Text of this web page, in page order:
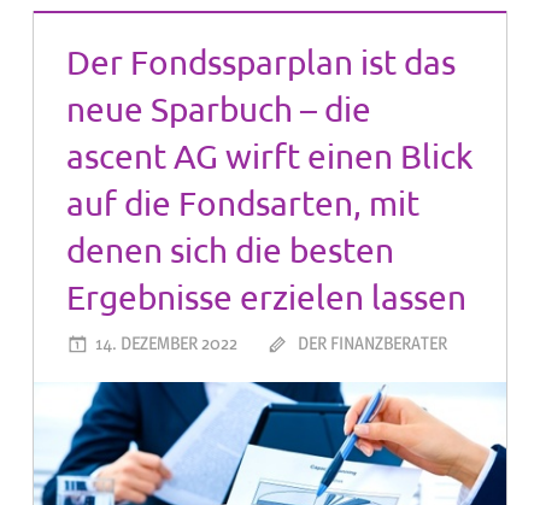
Der Fondssparplan ist das
neue Sparbuch – die
ascent AG wirft einen Blick
auf die Fondsarten, mit
denen sich die besten
Ergebnisse erzielen lassen
14. DEZEMBER 2022 DER FINANZBERATER